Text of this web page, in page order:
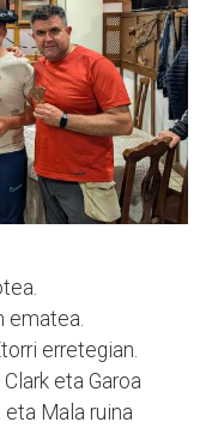
ematea.
erretegian.
eta Garoa
eta Mala ruina